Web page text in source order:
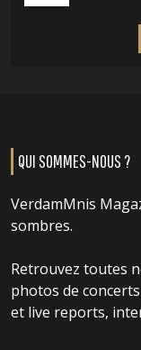
QUI SOMMES-NOUS ?
VerdamMnis
sombres.
Retrouvez toutes
photos de concerts
et live reports,